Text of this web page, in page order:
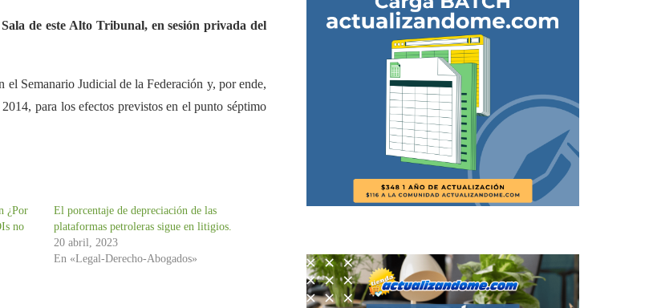
de este Alto Tribunal, en sesión privada del
el Semanario Judicial de la Federación y, por ende,
para los efectos previstos en el punto séptimo
¿Por
no
El porcentaje de depreciación de las
plataformas petroleras sigue en litigios.
20 abril, 2023
En «Legal-Derecho-Abogados»